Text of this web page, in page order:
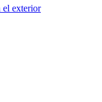
el exterior